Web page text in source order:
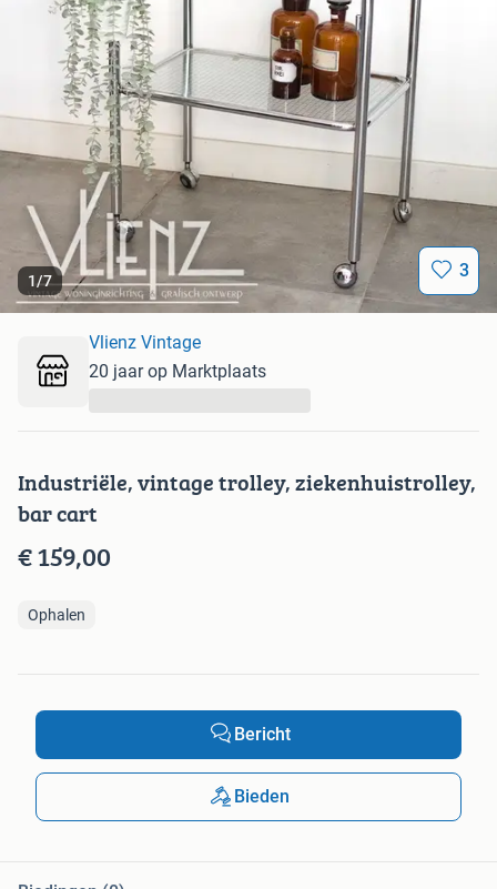
1/7 3
Industriële, vintage trolley, ziekenhuistrolley,
bar cart
€ 159,00
Ophalen
Vlienz Vintage
20 jaar op Marktplaats
Bericht
Bieden